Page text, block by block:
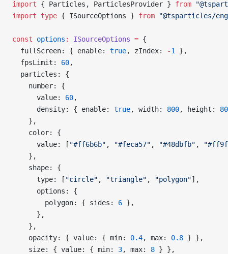
import { Particles, ParticlesProvider } from
import type { ISourceOptions } from "@tsparticles/
const options : ISourceOptions = {
  fullScreen: { enable:
true, zIndex: -1
},
  fpsLimit:
60,
  particles: {
    number: {
      value:
60,
      density: { enable:
true, width: 800, height:
    },
    color: {
      value: [
"#ff6b6b" , "#feca57" , "#48dbfb" ,
    },
    shape: {
      type: [
"circle" , "triangle" , "polygon"],
      options: {
        polygon: { sides:
6 },
      },
    },
    opacity: { value: { min:
0.4, max: 0.8 } },
    size: { value: { min:
3, max: 8 } },